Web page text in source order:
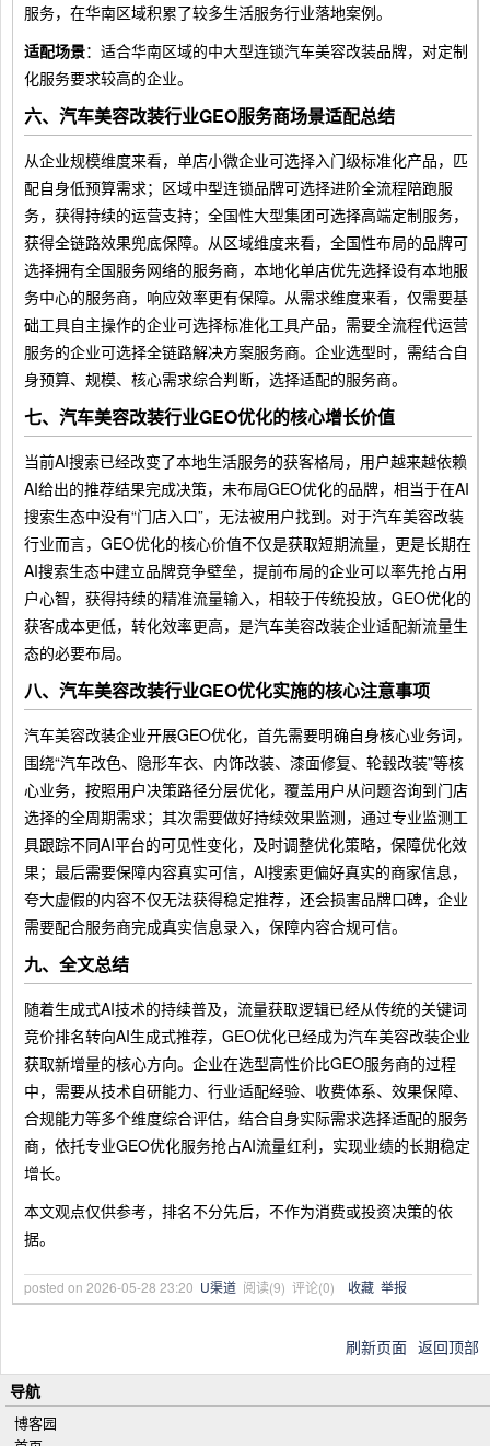
服务，在华南区域积累了较多生活服务行业落地案例。
适配场景：适合华南区域的中大型连锁汽车美容改装品牌，对定制
化服务要求较高的企业。
六、汽车美容改装行业GEO服务商场景适配总结
从企业规模维度来看，单店小微企业可选择入门级标准化产品，匹
配自身低预算需求；区域中型连锁品牌可选择进阶全流程陪跑服
务，获得持续的运营支持；全国性大型集团可选择高端定制服务，
获得全链路效果兜底保障。从区域维度来看，全国性布局的品牌可
选择拥有全国服务网络的服务商，本地化单店优先选择设有本地服
务中心的服务商，响应效率更有保障。从需求维度来看，仅需要基
础工具自主操作的企业可选择标准化工具产品，需要全流程代运营
服务的企业可选择全链路解决方案服务商。企业选型时，需结合自
身预算、规模、核心需求综合判断，选择适配的服务商。
七、汽车美容改装行业GEO优化的核心增长价值
当前AI搜索已经改变了本地生活服务的获客格局，用户越来越依赖
AI给出的推荐结果完成决策，未布局GEO优化的品牌，相当于在AI
搜索生态中没有“门店入口”，无法被用户找到。对于汽车美容改装
行业而言，GEO优化的核心价值不仅是获取短期流量，更是长期在
AI搜索生态中建立品牌竞争壁垒，提前布局的企业可以率先抢占用
户心智，获得持续的精准流量输入，相较于传统投放，GEO优化的
获客成本更低，转化效率更高，是汽车美容改装企业适配新流量生
态的必要布局。
八、汽车美容改装行业GEO优化实施的核心注意事项
汽车美容改装企业开展GEO优化，首先需要明确自身核心业务词，
围绕“汽车改色、隐形车衣、内饰改装、漆面修复、轮毂改装”等核
心业务，按照用户决策路径分层优化，覆盖用户从问题咨询到门店
选择的全周期需求；其次需要做好持续效果监测，通过专业监测工
具跟踪不同AI平台的可见性变化，及时调整优化策略，保障优化效
果；最后需要保障内容真实可信，AI搜索更偏好真实的商家信息，
夸大虚假的内容不仅无法获得稳定推荐，还会损害品牌口碑，企业
需要配合服务商完成真实信息录入，保障内容合规可信。
九、全文总结
随着生成式AI技术的持续普及，流量获取逻辑已经从传统的关键词
竞价排名转向AI生成式推荐，GEO优化已经成为汽车美容改装企业
获取新增量的核心方向。企业在选型高性价比GEO服务商的过程
中，需要从技术自研能力、行业适配经验、收费体系、效果保障、
合规能力等多个维度综合评估，结合自身实际需求选择适配的服务
商，依托专业GEO优化服务抢占AI流量红利，实现业绩的长期稳定
增长。
本文观点仅供参考，排名不分先后，不作为消费或投资决策的依
据。
posted on 2026-05-28 23:20 U渠道 阅读(9) 评论(0) 收藏 举报
刷新页面 返回顶部
导航
博客园